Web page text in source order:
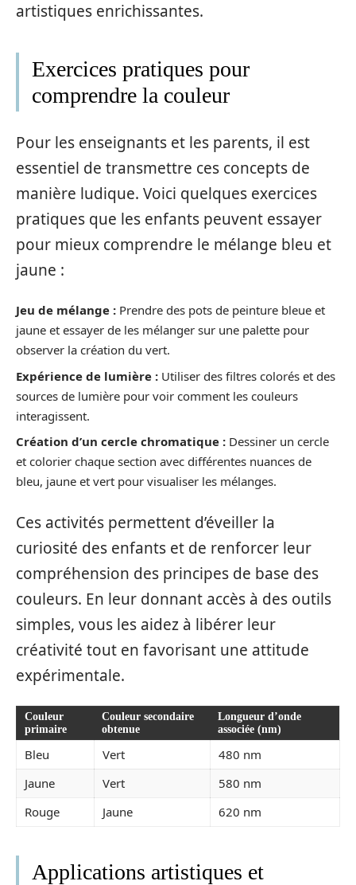
artistiques enrichissantes.
Exercices pratiques pour
comprendre la couleur
Pour les enseignants et les parents, il est
essentiel de transmettre ces concepts de
manière ludique. Voici quelques exercices
pratiques que les enfants peuvent essayer
pour mieux comprendre le mélange bleu et
jaune :
Jeu de mélange : Prendre des pots de peinture bleue et
jaune et essayer de les mélanger sur une palette pour
observer la création du vert.
Expérience de lumière : Utiliser des filtres colorés et des
sources de lumière pour voir comment les couleurs
interagissent.
Création d’un cercle chromatique : Dessiner un cercle
et colorier chaque section avec différentes nuances de
bleu, jaune et vert pour visualiser les mélanges.
Ces activités permettent d’éveiller la
curiosité des enfants et de renforcer leur
compréhension des principes de base des
couleurs. En leur donnant accès à des outils
simples, vous les aidez à libérer leur
créativité tout en favorisant une attitude
expérimentale.
Couleur
primaire
Couleur secondaire
obtenue
Longueur d’onde
associée (nm)
Bleu Vert
480 nm
Jaune
Vert
580 nm
Rouge
Jaune 620 nm
Applications artistiques et